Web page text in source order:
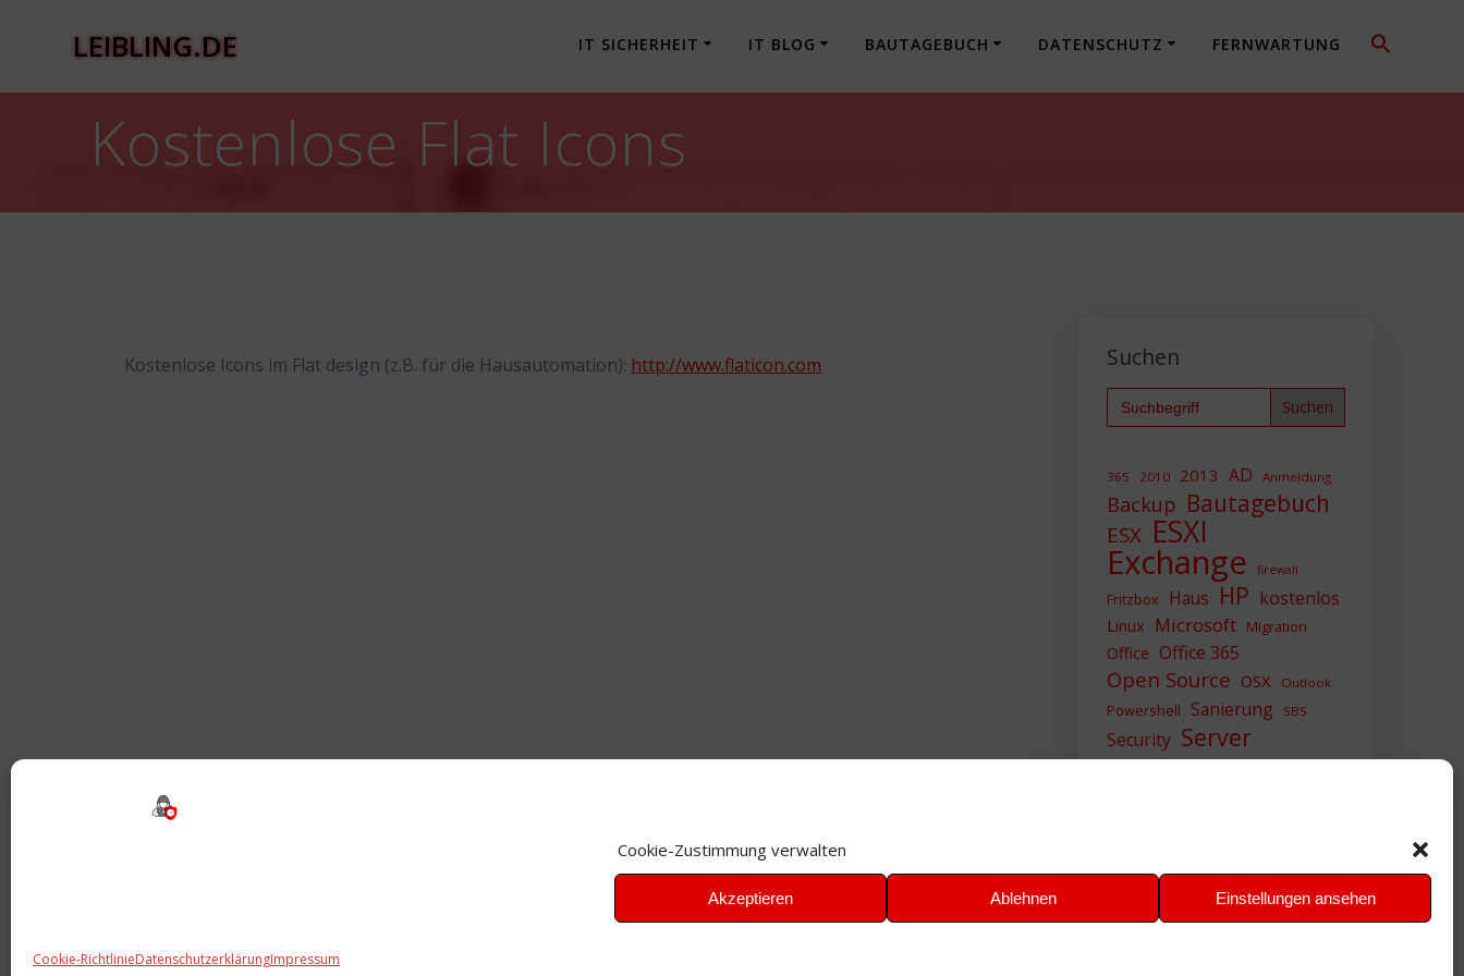
Cookie-Zustimmung verwalten
Akzeptieren Ablehnen Einstellungen ansehen
Cookie-RichtlinieDatenschutzerklärungImpressum
LEIBLING.DE IT SICHERHEIT IT BLOG BAUTAGEBUCH DATENSCHUTZ FERNWARTUNG
Kostenlose Flat Icons
Kostenlose Icons im Flat design (z.B. für die Hausautomation): http://www.flaticon.com Suchen
Search
for:
365 2010 2013 AD Anmeldung
Backup Bautagebuch
ESX ESXI
Exchange firewall
Fritzbox Haus HP kostenlos
Linux Microsoft Migration
Office Office 365
Open Source OSX Outlook
Powershell Sanierung SBS
Security Server
Sicherheit SIEM
VMWare VPN WAZUH
Windows Zertifikat